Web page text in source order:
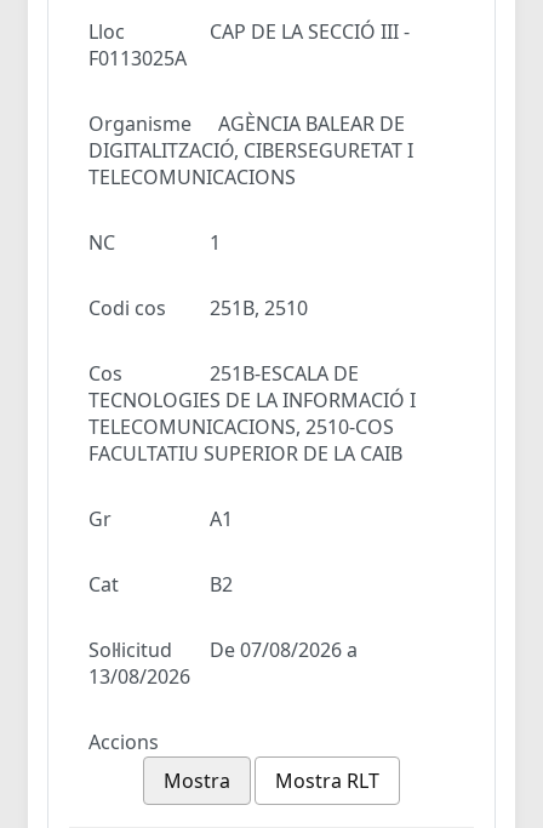
Lloc
CAP DE LA SECCIÓ III -
F0113025A
Organisme
AGÈNCIA BALEAR DE
DIGITALITZACIÓ, CIBERSEGURETAT I
TELECOMUNICACIONS
NC 1
Codi cos 251B, 2510
Cos
251B-ESCALA DE
TECNOLOGIES DE LA INFORMACIÓ I
TELECOMUNICACIONS, 2510-COS
FACULTATIU SUPERIOR DE LA CAIB
Gr A1
Cat B2
Sol·licitud
De 07/08/2026 a
13/08/2026
Accions
Mostra
Mostra RLT